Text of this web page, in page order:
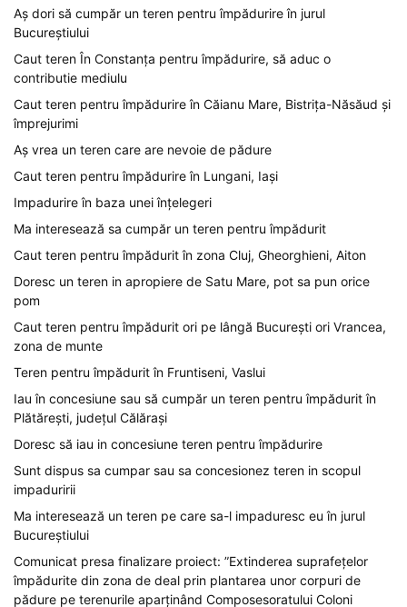
Aș dori să cumpăr un teren pentru împădurire în jurul
Bucureștiului
Caut teren În Constanța pentru împădurire, să aduc o
contributie mediulu
Caut teren pentru împădurire în Căianu Mare, Bistrița-Năsăud și
împrejurimi
Aș vrea un teren care are nevoie de pădure
Caut teren pentru împădurire în Lungani, Iași
Impadurire în baza unei înțelegeri
Ma interesează sa cumpăr un teren pentru împădurit
Caut teren pentru împădurit în zona Cluj, Gheorghieni, Aiton
Doresc un teren in apropiere de Satu Mare, pot sa pun orice
pom
Caut teren pentru împădurit ori pe lângă București ori Vrancea,
zona de munte
Teren pentru împădurit în Fruntiseni, Vaslui
Iau în concesiune sau să cumpăr un teren pentru împădurit în
Plătărești, județul Călărași
Doresc să iau in concesiune teren pentru împădurire
Sunt dispus sa cumpar sau sa concesionez teren in scopul
impaduririi
Ma interesează un teren pe care sa-l impaduresc eu în jurul
Bucureștiului
Comunicat presa finalizare proiect: ”Extinderea suprafețelor
împădurite din zona de deal prin plantarea unor corpuri de
pădure pe terenurile aparținând Composesoratului Coloni